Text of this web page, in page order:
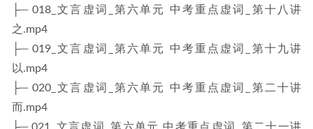
├─ 018_文言虚词_第六单元 中考重点虚词_第十八讲
之.mp4
├─ 019_文言虚词_第六单元 中考重点虚词_第十九讲
以.mp4
├─ 020_文言虚词_第六单元 中考重点虚词_第二十讲
而.mp4